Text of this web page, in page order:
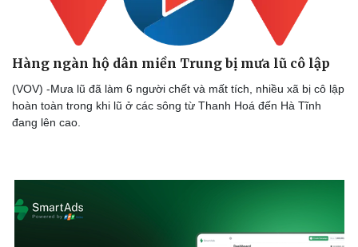
Hàng ngàn hộ dân miền Trung bị mưa lũ cô lập
(VOV) -Mưa lũ đã làm 6 người chết và mất tích, nhiều xã bị cô lập
hoàn toàn trong khi lũ ở các sông từ Thanh Hoá đến Hà Tĩnh
đang lên cao.